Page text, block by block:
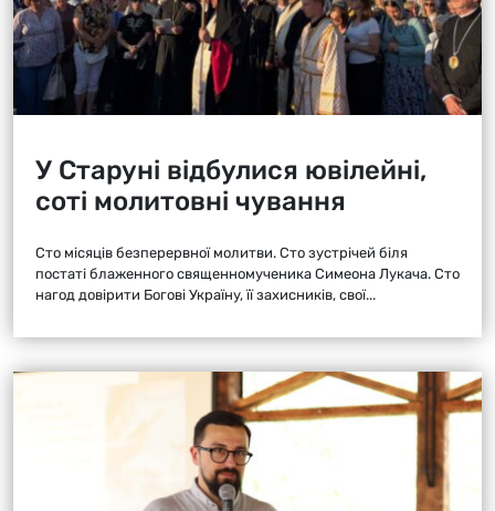
У Старуні відбулися ювілейні,
соті молитовні чування
Сто місяців безперервної молитви. Сто зустрічей біля
постаті блаженного священномученика Симеона Лукача. Сто
нагод довірити Богові Україну, її захисників, свої...